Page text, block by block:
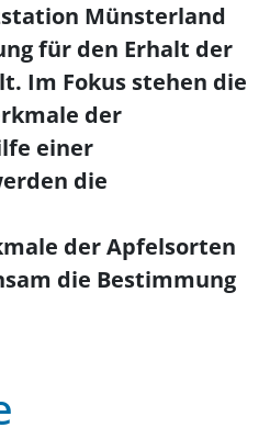
Münsterland
für den Erhalt der
Im Fokus stehen die
der
einer
die
der Apfelsorten
die Bestimmung